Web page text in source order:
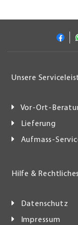
Unsere
Vor-Ort-
Lieferung
Aufmass-
Hilfe & Rechtliches
Datenschutz
Impressum